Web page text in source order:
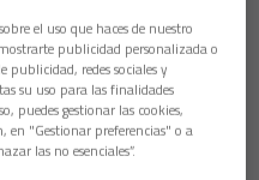
el uso que haces de nuestro
publicidad personalizada o
publicidad, redes sociales y
su uso para las finalidades
puedes gestionar las cookies,
en "Gestionar preferencias" o a
las no esenciales”.